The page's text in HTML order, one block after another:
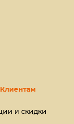
Клиентам
и скидки